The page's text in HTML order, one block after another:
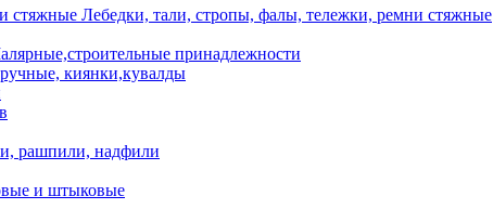
Лебедки, тали, стропы, фалы, тележки, ремни стяжные
принадлежности
киянки,кувалды
рашпили, надфили
и штыковые